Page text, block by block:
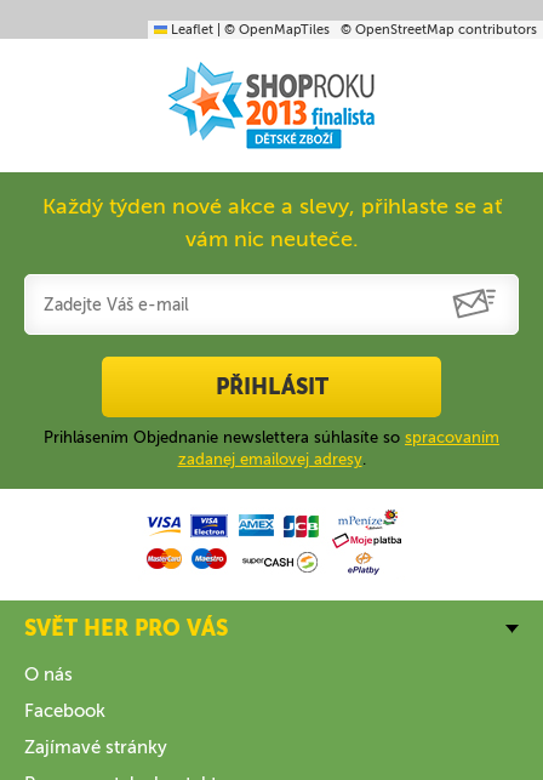
Leaflet © OpenMapTiles © OpenStreetMap contributors
Každý týden nové akce a slevy, přihlaste se ať
vám nic neuteče.
PŘIHLÁSIT
Prihlásením Objednanie newslettera súhlasíte so spracovaním
zadanej emailovej adresy.
SVĚT HER PRO VÁS
O nás
Facebook
Zajímavé stránky